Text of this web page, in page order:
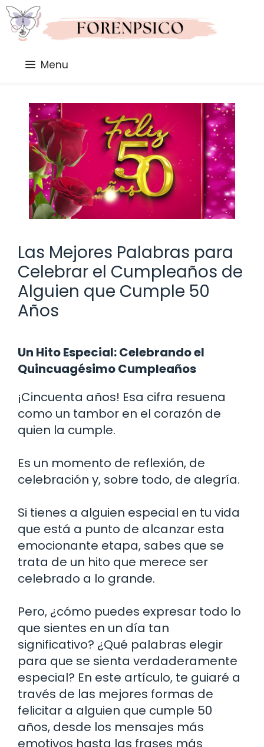
Saltar
al
contenido
Menu
Las Mejores Palabras para
Celebrar el Cumpleaños de
Alguien que Cumple 50
Años
Un Hito Especial: Celebrando el
Quincuagésimo Cumpleaños
¡Cincuenta años! Esa cifra resuena
como un tambor en el corazón de
quien la cumple.
Es un momento de reflexión, de
celebración y, sobre todo, de alegría.
Si tienes a alguien especial en tu vida
que está a punto de alcanzar esta
emocionante etapa, sabes que se
trata de un hito que merece ser
celebrado a lo grande.
Pero, ¿cómo puedes expresar todo lo
que sientes en un día tan
significativo? ¿Qué palabras elegir
para que se sienta verdaderamente
especial? En este artículo, te guiaré a
través de las mejores formas de
felicitar a alguien que cumple 50
años, desde los mensajes más
emotivos hasta las frases más